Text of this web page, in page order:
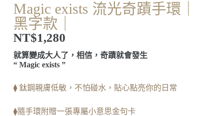
Magic exists 流光奇蹟手環｜
黑字款｜
NT$1,280
就算變成大人了，相信，奇蹟就會發生
“ Magic exists ”
⧫ 鈦鋼親膚低敏，不怕碰水，貼心點亮你的日常
⧫隨手環附贈一張專屬小意思金句卡